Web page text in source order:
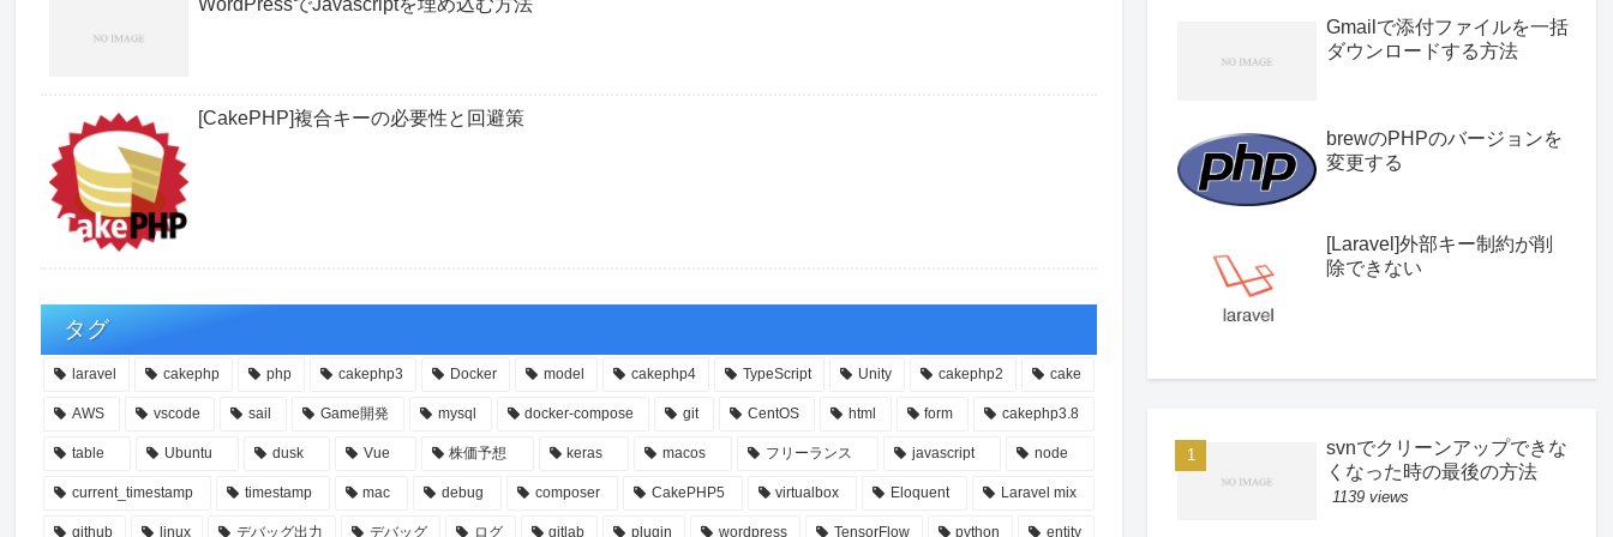
WordPressでJavascriptを埋め込む方法
[CakePHP]複合キーの必要性と回避策
タグ
laravel cakephp php cakephp3 Docker model cakephp4 TypeScript Unity cakephp2 cake
AWS vscode sail Game開発 mysql docker-compose git CentOS html form cakephp3.8
table Ubuntu dusk Vue 株価予想 keras macos フリーランス javascript node
current_timestamp timestamp mac debug composer CakePHP5 virtualbox Eloquent Laravel mix
github linux デバッグ出力 デバッグ ログ gitlab plugin wordpress TensorFlow python entity
Gmailで添付ファイルを一括
ダウンロードする方法
brewのPHPのバージョンを
変更する
[Laravel]外部キー制約が削
除できない
svnでクリーンアップできな
くなった時の最後の方法
1139 views